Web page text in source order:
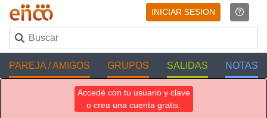
INICIAR SESION
PAREJA / AMIGOS GRUPOS SALIDAS NOTAS
Accedé con tu usuario y clave
o crea una cuenta gratis.